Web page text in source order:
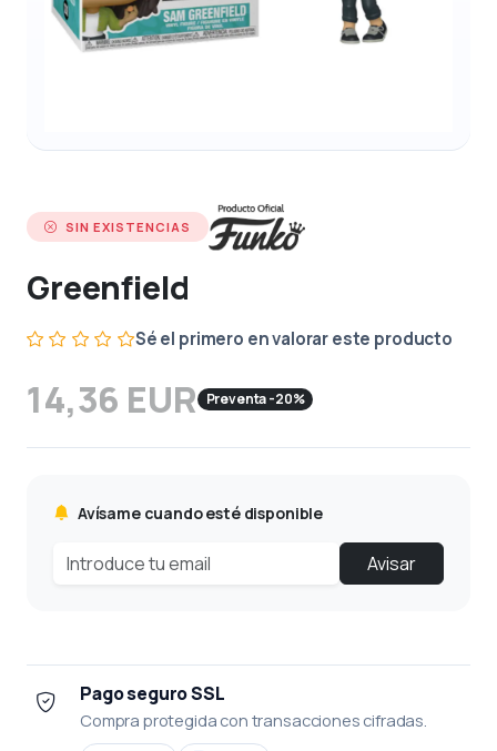
SIN EXISTENCIAS
Greenfield
Sé el primero en valorar este producto
14,36 EUR Preventa -20%
Avísame cuando esté disponible
Avisar
Pago seguro SSL
Compra protegida con transacciones cifradas.